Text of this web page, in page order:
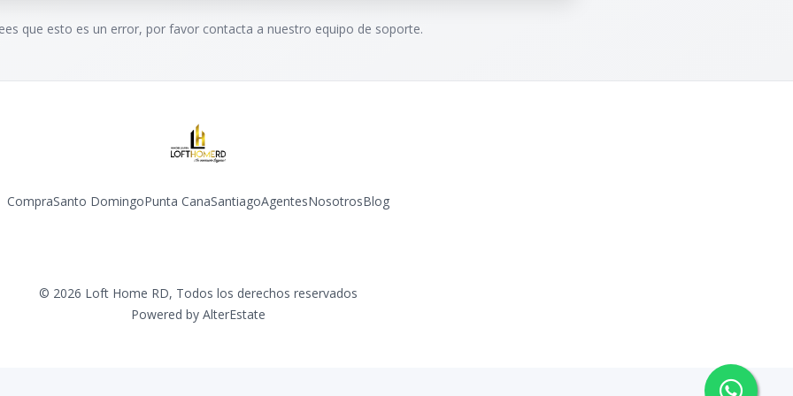
que esto es un error, por favor contacta a nuestro equipo de soporte.
CompraSanto DomingoPunta CanaSantiagoAgentesNosotrosBlog
© 2026 Loft Home RD, Todos los derechos reservados
Powered by AlterEstate